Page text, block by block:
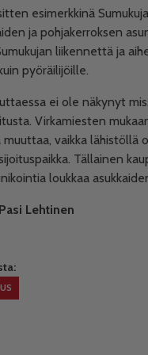
esimerkkinä
ja pohjakerroksen
liikennettä ja
pyöräilijöille.
ei ole näkynyt
Virkamiesten
muuttaa, vaikka lähistöllä
Tällainen
loukkaa
Pasi Lehtinen